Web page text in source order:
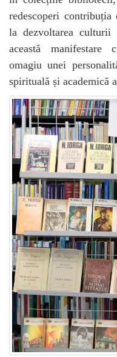
redescoperi
la dezvoltarea culturii
această manifestare
omagiu unei
spirituală și academică